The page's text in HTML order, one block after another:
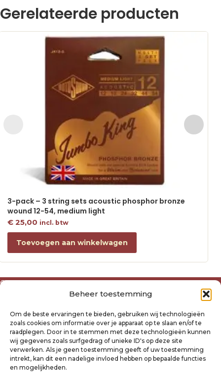
Beheer toestemming
Om de beste ervaringen te bieden, gebruiken wij technologieën
zoals cookies om informatie over je apparaat op te slaan en/of te
raadplegen. Door in te stemmen met deze technologieën kunnen
wij gegevens zoals surfgedrag of unieke ID's op deze site
verwerken. Als je geen toestemming geeft of uw toestemming
intrekt, kan dit een nadelige invloed hebben op bepaalde functies
en mogelijkheden.
Gerelateerde producten
3-pack – 3 string sets acoustic phosphor bronze
wound 12-54, medium light
€25,00 incl. btw
Toevoegen aan winkelwagen
Over ons
Algemene voorwaarden
Privacyverklaring Raysland
Cookiebeleid
Mijn account
Klantenservice